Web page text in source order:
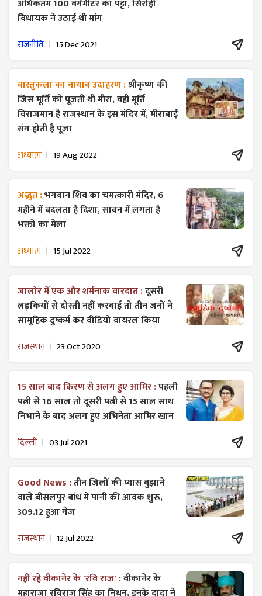
अधिकतम 100 वर्गमीटर का पट्टा, सिरोही
विधायक ने उठाई थी मांग
राजनीति 15 Dec 2021
वास्तुकला का नायाब उदाहरण :श्रीकृष्ण की
जिस मूर्ति को पूजती थी मीरा, वही मूर्ति
विराजमान है राजस्थान के इस मंदिर में, मीराबाई
संग होती है पूजा
अध्यात्म 19 Aug 2022
अद्भुत :भगवान शिव का चमत्कारी मंदिर, 6
महीने में बदलता है दिशा, सावन में लगता है
भक्तों का मेला
अध्यात्म 15 Jul 2022
जालोर में एक और शर्मनाक वारदात :दूसरी
लड़कियों से दोस्ती नहीं करवाई तो तीन जनों ने
सामूहिक दुष्कर्म कर वीडियो वायरल किया
राजस्थान 23 Oct 2020
15 साल बाद किरण से अलग हुए आमिर :पहली
पत्नी से 16 साल तो दूसरी पत्नी से 15 साल साथ
निभाने के बाद अलग हुए अभिनेता आमिर खान
दिल्ली 03 Jul 2021
Good News :तीन जिलों की प्यास बुझाने
वाले बीसलपुर बांध में पानी की आवक शुरू,
309.12 हुआ गेज
राजस्थान 12 Jul 2022
नहीं रहे बीकानेर के 'रवि राज' :बीकानेर के